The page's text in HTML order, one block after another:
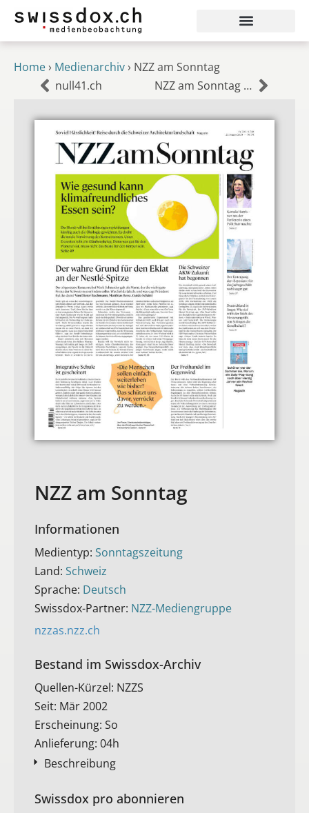
Home› Medienarchiv› NZZ am Sonntag
null41.ch
NZZ am Sonntag Magazin
NZZ am Sonntag
Informationen
Medientyp: Sonntagszeitung
Land: Schweiz
Sprache: Deutsch
Swissdox-Partner: NZZ-Mediengruppe
nzzas.nzz.ch
Bestand im Swissdox-Archiv​
Quellen-Kürzel: NZZS
Seit: Mär 2002
Erscheinung: So
Anlieferung: 04h
Beschreibung
Swissdox pro abonnieren